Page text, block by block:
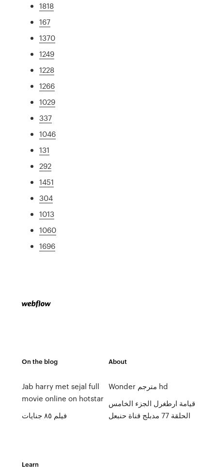
1818
167
1370
1249
1228
1266
1029
337
1046
131
292
1451
304
1013
1060
1696
On the blog
Jab harry met sejal full
movie online on hotstar
فيلم ٨٥ جنايات
About
Wonder مترجم hd
قيامة ارطغرل الجزء الخامس
الحلقة 77 مدبلج قناة حنبعل
Learn